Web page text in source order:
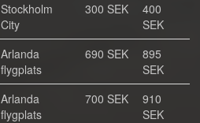
Stockholm
City
300 SEK
400
SEK
Arlanda
flygplats
690 SEK
895
SEK
Arlanda
flygplats
700 SEK
910
SEK